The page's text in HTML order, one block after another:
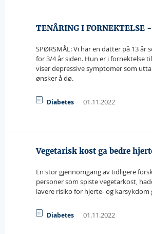
TENÅRING I FORNEKTELSE
SPØRSMÅL: Vi har en datter på 13 år
for 3/4 år siden. Hun er i fornektelse
viser depressive symptomer som
ønsker å dø.
Diabetes 01.11.2022
Vegetarisk kost ga bedre
En stor gjennomgang av tidligere
personer som spiste vegetarkost,
lavere risiko for hjerte- og karsykdom
Diabetes 01.11.2022